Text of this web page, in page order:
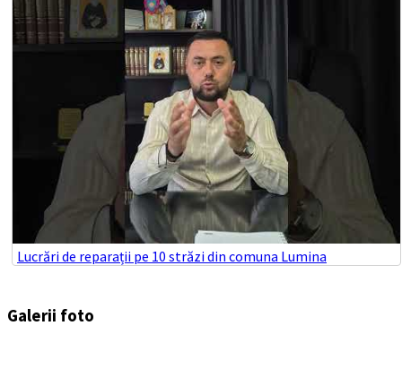
Lucrări de reparații pe 10 străzi din comuna Lumina
Galerii foto